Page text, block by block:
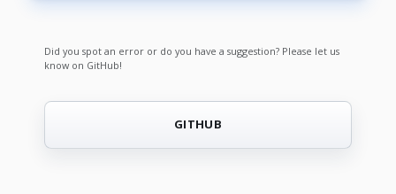
Did you spot an error or do you have a suggestion? Please let us
know on GitHub!
GITHUB